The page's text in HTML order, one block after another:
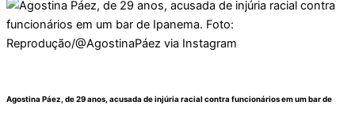
Agostina Páez, de 29 anos, acusada de injúria racial contra funcionários em um bar de